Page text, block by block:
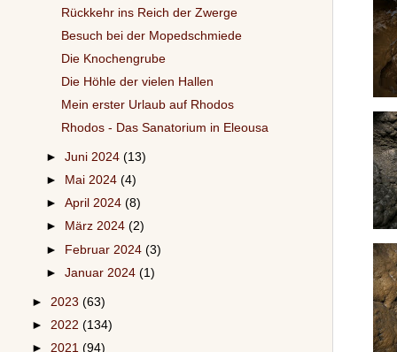
Rückkehr ins Reich der Zwerge
Besuch bei der Mopedschmiede
Die Knochengrube
Die Höhle der vielen Hallen
Mein erster Urlaub auf Rhodos
Rhodos - Das Sanatorium in Eleousa
►Juni 2024(13)
►
Mai 2024(4)
►April 2024(8)
►
März 2024(2)
► Februar 2024(3)
►Januar 2024(1)
► 2023 (63)
► 2022 (134)
► 2021 (94)